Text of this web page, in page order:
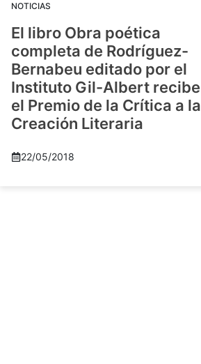
NOTICIAS
El libro Obra poética
completa de Rodríguez-
Bernabeu editado por el
Instituto Gil-Albert recibe
el Premio de la Crítica a la
Creación Literaria
22/05/2018